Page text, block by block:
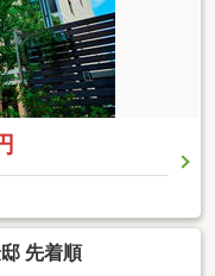
先着順